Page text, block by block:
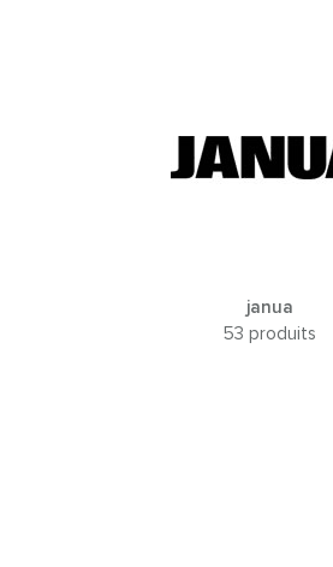
janua
53 produits